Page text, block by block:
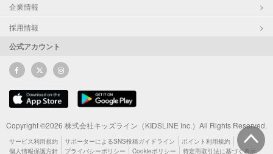
企業情報
採用情報
公式アカウント
Copyright ©2026 株式会社キッズライン（KIDSLINE Inc.）All Rights Reserved.
サービス利用規約 サポーターによるSNS投稿ガイドライン
ポイント利用規約
個人情報保護方針
プライバシーポリシー Cookieポリシー 特定商取引法に基づく表示